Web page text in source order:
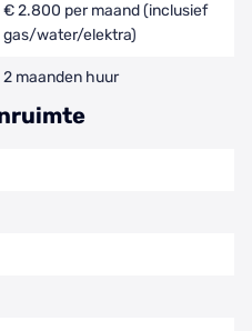
€ 2.800 per maand (inclusief
gas/water/elektra)
2 maanden huur